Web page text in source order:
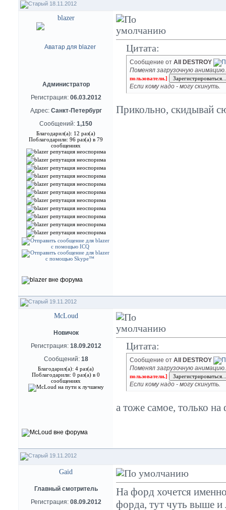
18.11.2012
blazer
Администратор
Регистрация: 06.03.2012
Адрес: Санкт-Петербург
Сообщений: 1,150
Благодарил(а): 12 раз(а)
Поблагодарили: 96 раз(а) в 79
сообщениях
Цитата:
Сообщение от All DESTROY
Поменял загрузочную
пользователи.]
Если кому надо - могу скинуть.
Прикольно, скидывай
19.11.2012
McLoud
Новичок
Регистрация: 18.09.2012
Сообщений: 18
Благодарил(а): 4 раз(а)
Поблагодарили: 0 раз(а) в 0
сообщениях
Цитата:
Сообщение от All DESTROY
Поменял загрузочную
пользователи.]
Если кому надо - могу скинуть.
а тоже самое, только
19.11.2012
Gaid
Главный смотритель
Регистрация: 08.09.2012
На форд хочется
форда, тут чуть выше